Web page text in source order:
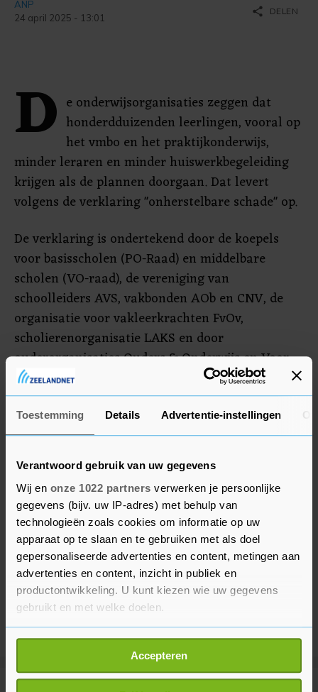
Toestemming Details Advertentie-instellingen
Verantwoord gebruik van uw gegevens
Wij en onze 1022 partners verwerken je persoonlijke
gegevens (bijv. uw IP-adres) met behulp van
technologieën zoals cookies om informatie op uw
apparaat op te slaan en te gebruiken met als doel
gepersonaliseerde advertenties en content, metingen aan
advertenties en content, inzicht in publiek en
productontwikkeling. U kunt kiezen wie uw gegevens
gebruikt en met welke doelen.
Als u het toestaat, willen we ook graag:
Informatie verzamelen over uw geografische
locatie, die tot een paar meter nauwkeurig kan zijn
Accepteren
ANP
24 april 2025 - 13:01
share DELEN
D e onderwijsorganisaties zeggen dat
honderdduizenden leerlingen, vooral op
het vmbo en het praktijkonderwijs,
minder leraren en minder huiswerkbegeleiding
krijgen als de plannen doorgaan. Dat levert
volgens de verklaring "onherstelbare schade" op.
De verklaring is ondertekend door de koepels
voor basisscholen (PO-Raad) en middelbare
scholen (VO-raad), de vereniging van
schoolleiders AVS, vakbonden AOb en CNV, de
organisatie voor vakleerkrachten FvOv,
scholierenorganisatie LAKS en door
ouderorganisaties Ouders & Onderwijs en Voor
Werkende Ouders.